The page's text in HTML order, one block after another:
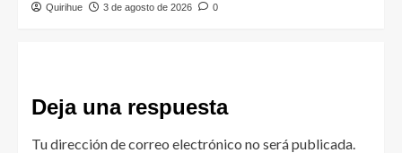
Quirihue 3 de agosto de 2026 0
Deja una respuesta
Tu dirección de correo electrónico no será publicada.